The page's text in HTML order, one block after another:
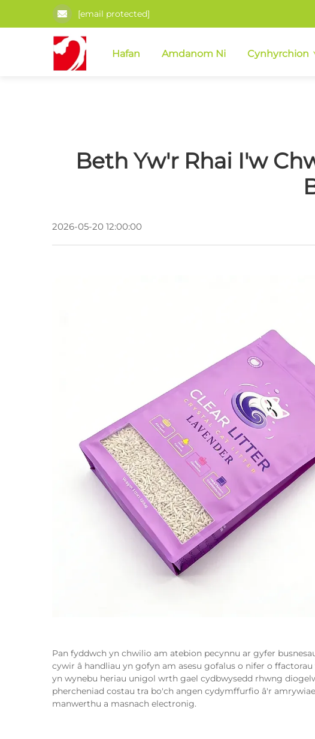
[email protected]
Hafan Amdanom Ni Cynhyrchion
Beth Yw'r Rhai I'w
2026-05-20 12:00:00
Pan fyddwch yn chwilio am atebion pecynnu ar gyfer
cywir â handliau yn gofyn am asesu gofalus o nifer o
yn wynebu heriau unigol wrth gael cydbwysedd rhwng
phercheniad costau tra bo'ch angen cydymffurfio â'r
manwerthu a masnach electronig.